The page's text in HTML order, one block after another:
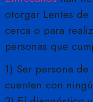
otorgar Lentes
cerca o para
personas que
1) Ser persona
cuenten con